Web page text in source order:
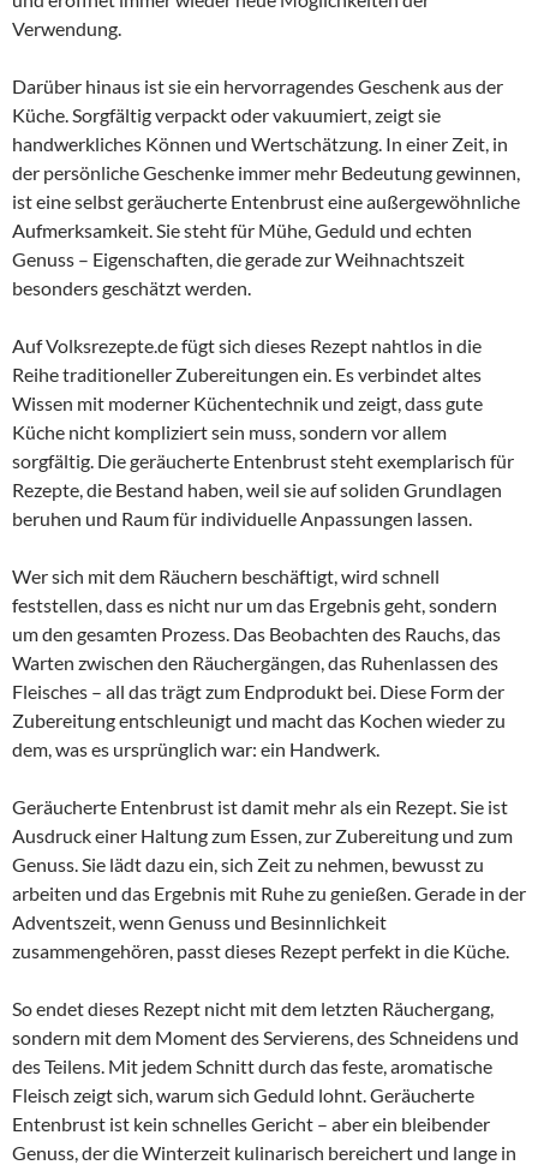
Verwendung.
Darüber hinaus ist sie ein hervorragendes Geschenk aus der
Küche. Sorgfältig verpackt oder vakuumiert, zeigt sie
handwerkliches Können und Wertschätzung. In einer Zeit, in
der persönliche Geschenke immer mehr Bedeutung gewinnen,
ist eine selbst geräucherte Entenbrust eine außergewöhnliche
Aufmerksamkeit. Sie steht für Mühe, Geduld und echten
Genuss – Eigenschaften, die gerade zur Weihnachtszeit
besonders geschätzt werden.
Auf Volksrezepte.de fügt sich dieses Rezept nahtlos in die
Reihe traditioneller Zubereitungen ein. Es verbindet altes
Wissen mit moderner Küchentechnik und zeigt, dass gute
Küche nicht kompliziert sein muss, sondern vor allem
sorgfältig. Die geräucherte Entenbrust steht exemplarisch für
Rezepte, die Bestand haben, weil sie auf soliden Grundlagen
beruhen und Raum für individuelle Anpassungen lassen.
Wer sich mit dem Räuchern beschäftigt, wird schnell
feststellen, dass es nicht nur um das Ergebnis geht, sondern
um den gesamten Prozess. Das Beobachten des Rauchs, das
Warten zwischen den Räuchergängen, das Ruhenlassen des
Fleisches – all das trägt zum Endprodukt bei. Diese Form der
Zubereitung entschleunigt und macht das Kochen wieder zu
dem, was es ursprünglich war: ein Handwerk.
Geräucherte Entenbrust ist damit mehr als ein Rezept. Sie ist
Ausdruck einer Haltung zum Essen, zur Zubereitung und zum
Genuss. Sie lädt dazu ein, sich Zeit zu nehmen, bewusst zu
arbeiten und das Ergebnis mit Ruhe zu genießen. Gerade in der
Adventszeit, wenn Genuss und Besinnlichkeit
zusammengehören, passt dieses Rezept perfekt in die Küche.
So endet dieses Rezept nicht mit dem letzten Räuchergang,
sondern mit dem Moment des Servierens, des Schneidens und
des Teilens. Mit jedem Schnitt durch das feste, aromatische
Fleisch zeigt sich, warum sich Geduld lohnt. Geräucherte
Entenbrust ist kein schnelles Gericht – aber ein bleibender
Genuss, der die Winterzeit kulinarisch bereichert und lange in